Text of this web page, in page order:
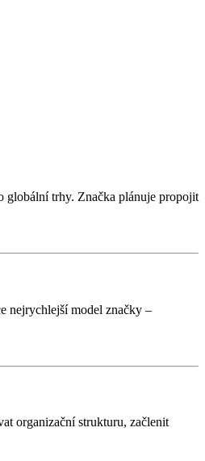
globální trhy. Značka plánuje propojit
nejrychlejší model značky –
organizační strukturu, začlenit